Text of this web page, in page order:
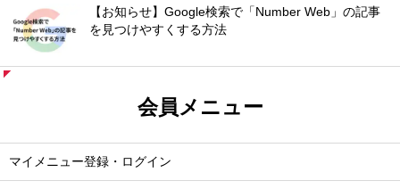
【お知らせ】Google検索で「Number Web」の記事
を見つけやすくする方法
会員メニュー
マイメニュー登録・ログイン